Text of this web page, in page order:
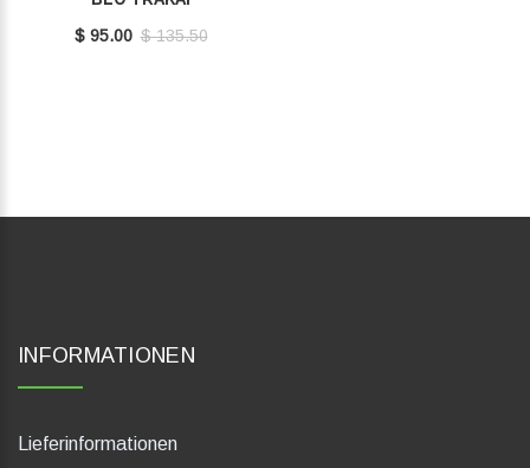
$ 95.00 $ 135.50
INFORMATIONEN
Lieferinformationen